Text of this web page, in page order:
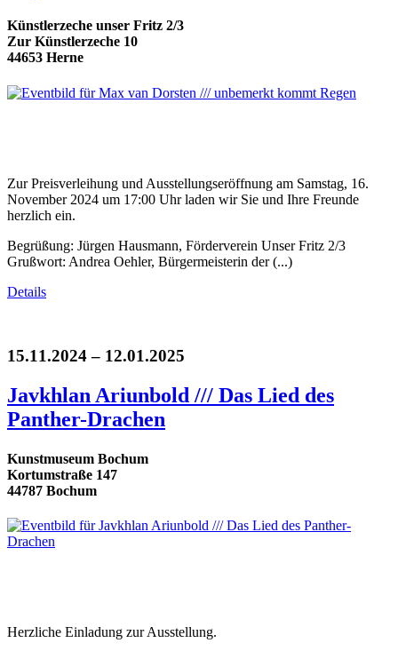
Künstlerzeche unser Fritz 2/3
Zur Künstlerzeche 10
44653 Herne
Zur Preisverleihung und Ausstellungseröffnung am Samstag, 16.
November 2024 um 17:00 Uhr laden wir Sie und Ihre Freunde
herzlich ein.
Begrüßung: Jürgen Hausmann, Förderverein Unser Fritz 2/3
Grußwort: Andrea Oehler, Bürgermeisterin der (...)
Details
15.11.2024 – 12.01.2025
Javkhlan Ariunbold /// Das Lied des
Panther-Drachen
Kunstmuseum Bochum
Kortumstraße 147
44787 Bochum
Herzliche Einladung zur Ausstellung.